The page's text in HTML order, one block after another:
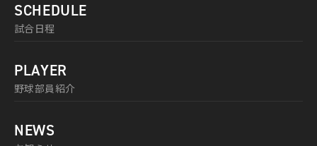
SCHEDULE
試合日程
PLAYER
野球部員紹介
NEWS